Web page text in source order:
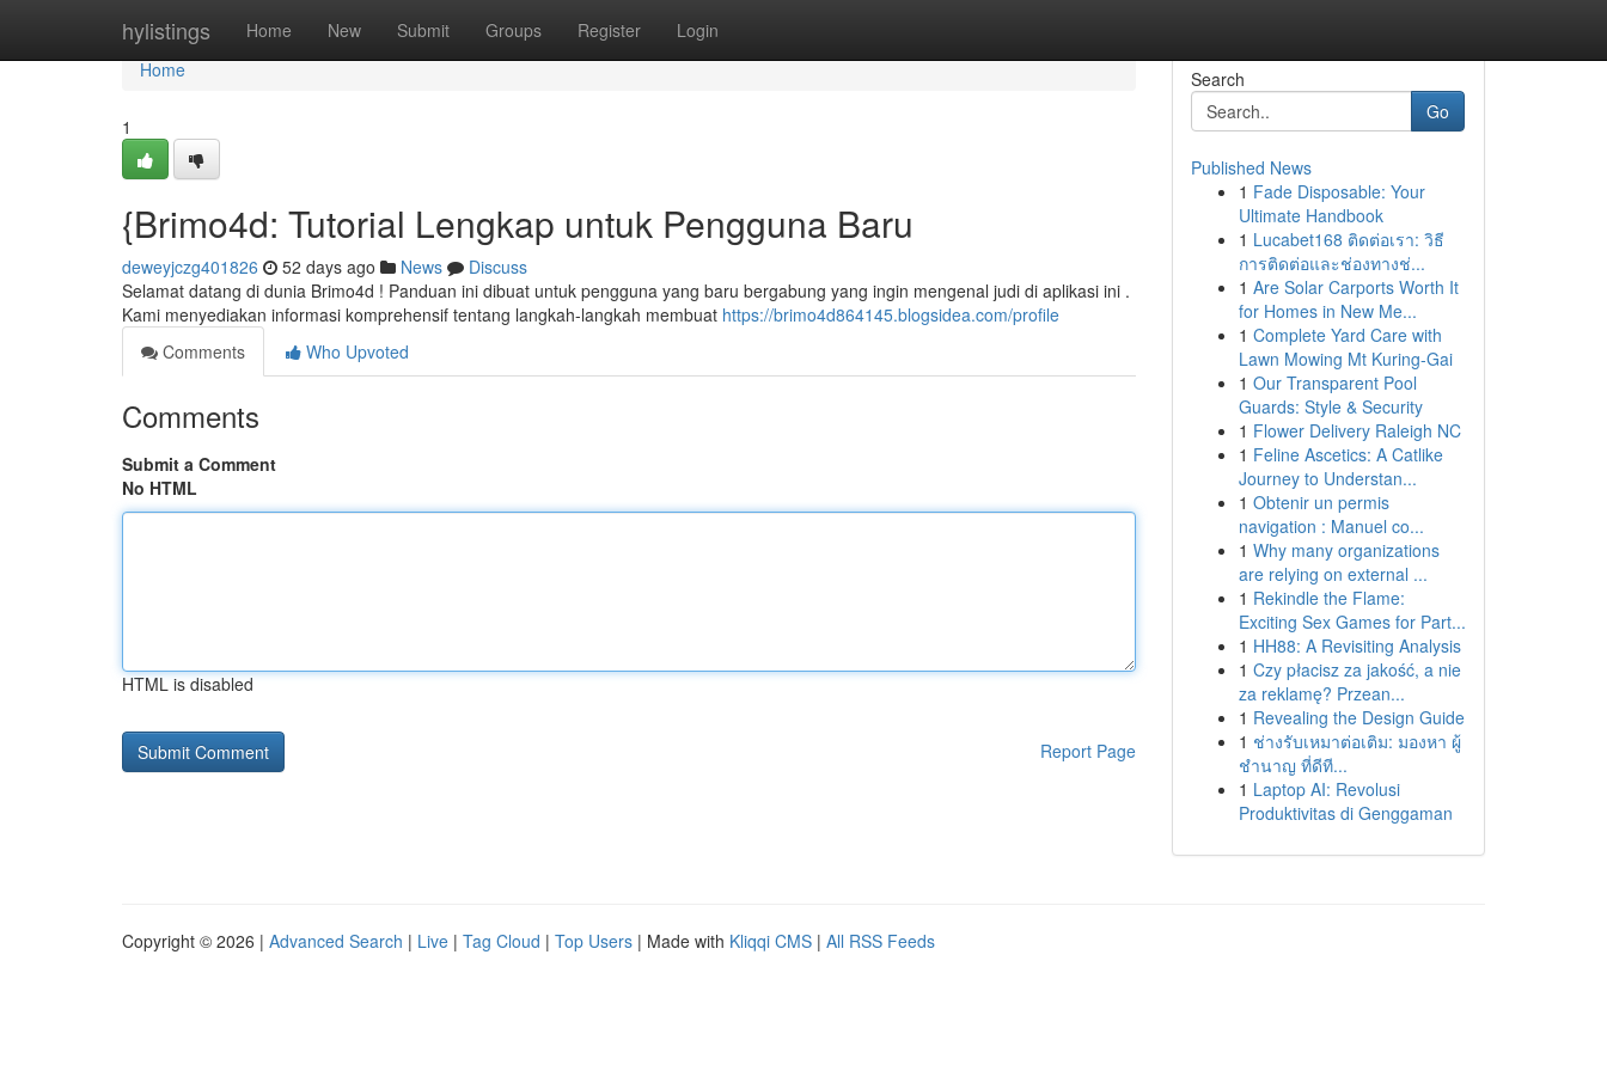
hylistings Home New Submit Groups Register Login
Home
Home
1
{Brimo4d: Tutorial Lengkap untuk Pengguna Baru
deweyjczg401826 52 days ago News
Discuss
Selamat datang di dunia Brimo4d ! Panduan ini dibuat untuk pengguna yang baru bergabung yang ingin mengenal judi di aplikasi ini .
Kami menyediakan informasi komprehensif tentang langkah-langkah membuat https://brimo4d864145.blogsidea.com/profile
Comments
Who Upvoted
Comments
Submit a Comment
No HTML
HTML is disabled
Report Page
Search
Go
Published News
1 Fade Disposable: Your
Ultimate Handbook
1 Lucabet168 ติดต่อเรา: วิธี
การติดต่อและช่องทางช่...
1 Are Solar Carports Worth It
for Homes in New Me...
1 Complete Yard Care with
Lawn Mowing Mt Kuring-Gai
1 Our Transparent Pool
Guards: Style & Security
1 Flower Delivery Raleigh NC
1 Feline Ascetics: A Catlike
Journey to Understan...
1 Obtenir un permis
navigation : Manuel co...
1 Why many organizations
are relying on external ...
1 Rekindle the Flame:
Exciting Sex Games for Part...
1 HH88: A Revisiting Analysis
1 Czy płacisz za jakość, a nie
za reklamę? Przean...
1 Revealing the Design Guide
1 ช่างรับเหมาต่อเติม: มองหา ผู้
ชำนาญ ที่ดีที...
1 Laptop AI: Revolusi
Produktivitas di Genggaman
Copyright © 2026 | Advanced Search | Live | Tag Cloud | Top Users | Made with Kliqqi CMS | All RSS Feeds